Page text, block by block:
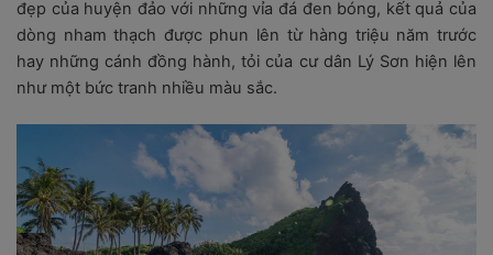
đẹp của huyện đảo với những vỉa đá đen bóng, kết quả của
dòng nham thạch được phun lên từ hàng triệu năm trước
hay những cánh đồng hành, tỏi của cư dân Lý Sơn hiện lên
như một bức tranh nhiều màu sắc.